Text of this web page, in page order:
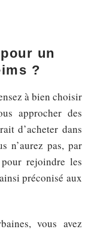
un
?
à bien choisir
approcher des
d’acheter dans
n’aurez pas, par
rejoindre les
préconisé aux
vous avez